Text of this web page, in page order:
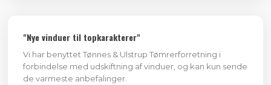
​"Nye vinduer til topkarakterer"
Vi har benyttet Tønnes & Ulstrup Tømrerforretning i
forbindelse med udskiftning af vinduer, og kan kun sende
de varmeste anbefalinger.